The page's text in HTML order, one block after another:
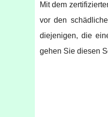
Mit dem
vor den
diejenigen, die
gehen Sie diesen